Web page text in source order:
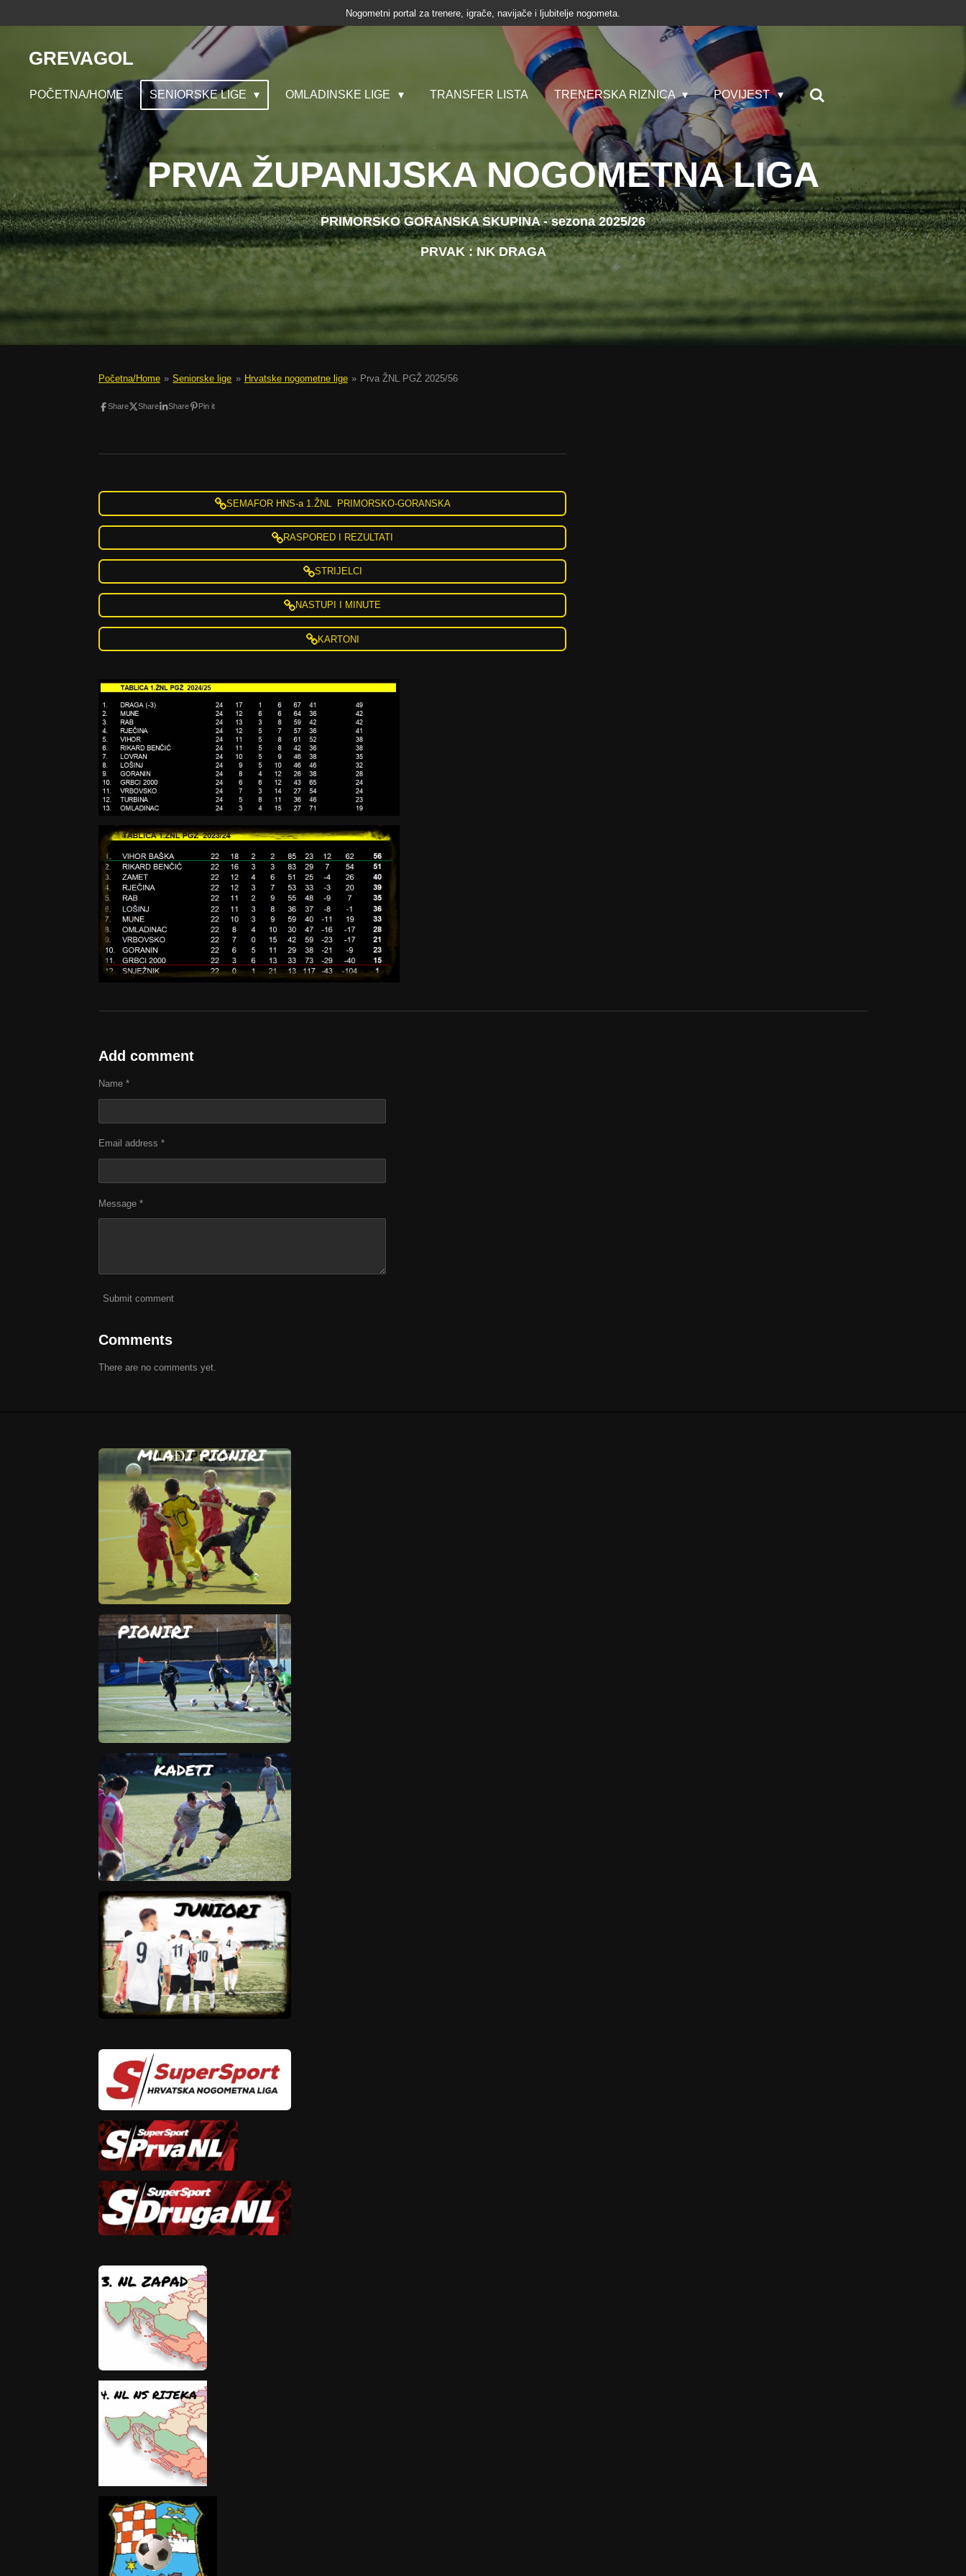
content
Nogometni portal za trenere, igrače, navijače i ljubitelje nogometa.
GREVAGOL
POČETNA/HOME SENIORSKE LIGE OMLADINSKE LIGE TRANSFER LISTA TRENERSKA RIZNICA POVIJEST
PRVA ŽUPANIJSKA NOGOMETNA LIGA
PRIMORSKO GORANSKA SKUPINA - sezona 2025/26
PRVAK : NK DRAGA
Početna/Home » Seniorske lige » Hrvatske nogometne lige » Prva ŽNL PGŽ 2025/56
Share Share Share Pin it
SEMAFOR HNS-a 1.ŽNL PRIMORSKO-GORANSKA
RASPORED I REZULTATI
STRIJELCI
NASTUPI I MINUTE
KARTONI
Add comment
Name *
Email address *
Message *
Submit comment
Comments
There are no comments yet.